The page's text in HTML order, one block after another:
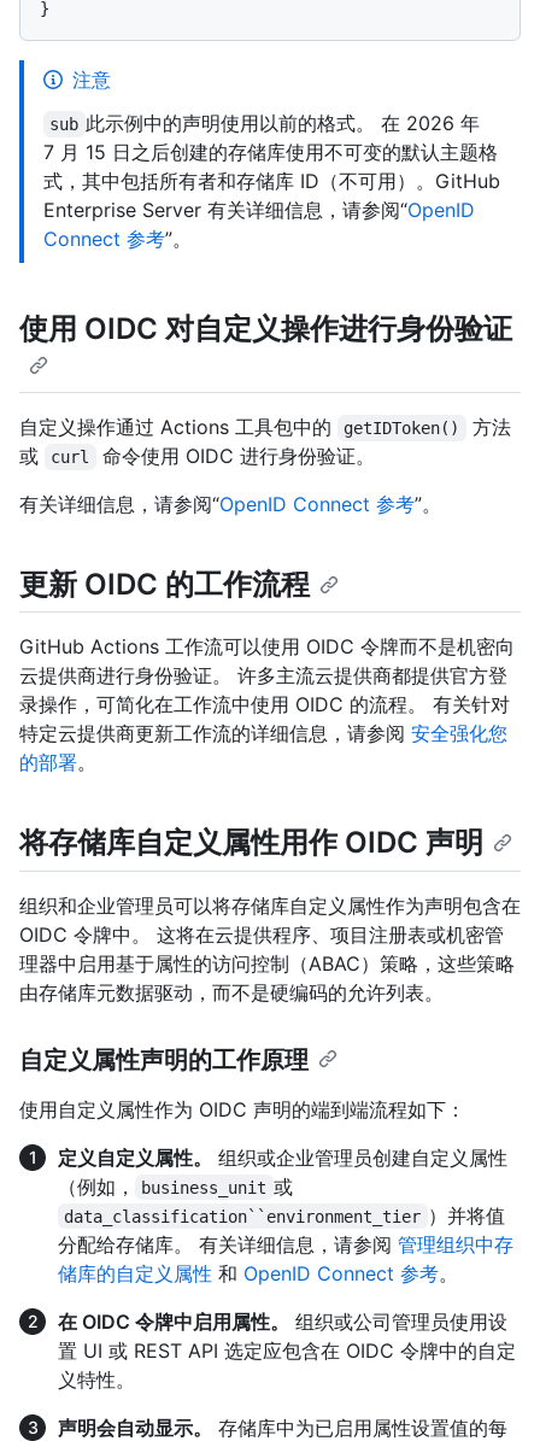
注意
sub 此示例中的声明使用以前的格式。 在 2026 年
7 月 15 日之后创建的存储库使用不可变的默认主题格
式，其中包括所有者和存储库 ID（不可用）。GitHub
Enterprise Server 有关详细信息，请参阅“OpenID
Connect 参考”。
使用 OIDC 对自定义操作进行身份验证
自定义操作通过 Actions 工具包中的 getIDToken()
方法
或
curl
命令使用 OIDC 进行身份验证。
有关详细信息，请参阅“OpenID Connect 参考”。
更新 OIDC 的工作流程
GitHub Actions 工作流可以使用 OIDC 令牌而不是机密向
云提供商进行身份验证。 许多主流云提供商都提供官方登
录操作，可简化在工作流中使用 OIDC 的流程。 有关针对
特定云提供商更新工作流的详细信息，请参阅 安全强化您
的部署。
将存储库自定义属性用作 OIDC 声明
组织和企业管理员可以将存储库自定义属性作为声明包含在
OIDC 令牌中。 这将在云提供程序、项目注册表或机密管
理器中启用基于属性的访问控制（ABAC）策略，这些策略
由存储库元数据驱动，而不是硬编码的允许列表。
自定义属性声明的工作原理
使用自定义属性作为 OIDC 声明的端到端流程如下：
定义自定义属性。
组织或企业管理员创建自定义属性
（例如，
business_unit 或
data_classification``environment_tier ）并将值
分配给存储库。 有关详细信息，请参阅 管理组织中存
储库的自定义属性 和 OpenID Connect 参考。
在 OIDC 令牌中启用属性。
组织或公司管理员使用设
置 UI 或 REST API 选定应包含在 OIDC 令牌中的自定
义特性。
声明会自动显示。
存储库中为已启用属性设置值的每